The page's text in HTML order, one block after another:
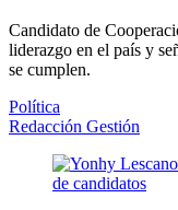
Candidato de
liderazgo en el país y
se cumplen.
Política
Redacción Gestión